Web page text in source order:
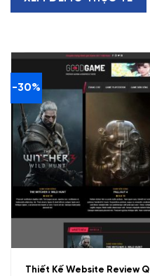
-30%
Thiết Kế Website Review